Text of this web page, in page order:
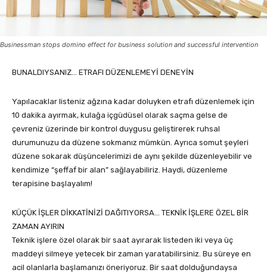
Businessman stops domino effect for business solution and successful intervention
BUNALDIYSANIZ… ETRAFI DÜZENLEMEYİ DENEYİN
Yapılacaklar listeniz ağzına kadar doluyken etrafı düzenlemek için
10 dakika ayırmak, kulağa içgüdüsel olarak saçma gelse de
çevreniz üzerinde bir kontrol duygusu geliştirerek ruhsal
durumunuzu da düzene sokmanız mümkün. Ayrıca somut şeyleri
düzene sokarak düşüncelerimizi de aynı şekilde düzenleyebilir ve
kendimize “şeffaf bir alan” sağlayabiliriz. Haydi, düzenleme
terapisine başlayalım!
KÜÇÜK İŞLER DİKKATİNİZİ DAĞITIYORSA… TEKNİK İŞLERE ÖZEL BİR
ZAMAN AYIRIN
Teknik işlere özel olarak bir saat ayırarak listeden iki veya üç
maddeyi silmeye yetecek bir zaman yaratabilirsiniz. Bu süreye en
acil olanlarla başlamanızı öneriyoruz. Bir saat dolduğundaysa